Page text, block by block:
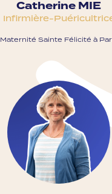
Catherine MIE
Infirmière-
Maternité Sainte Félicité à